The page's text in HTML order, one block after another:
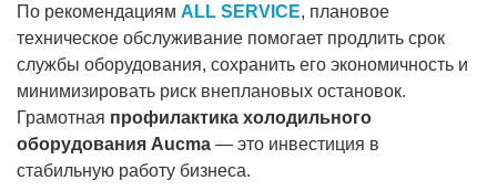
По рекомендациям ALL SERVICE, плановое
техническое обслуживание помогает продлить срок
службы оборудования, сохранить его экономичность и
минимизировать риск внеплановых остановок.
Грамотная профилактика холодильного
оборудования Aucma — это инвестиция в
стабильную работу бизнеса.